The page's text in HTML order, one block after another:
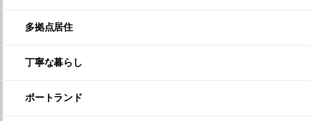
多拠点居住
丁寧な暮らし
ポートランド